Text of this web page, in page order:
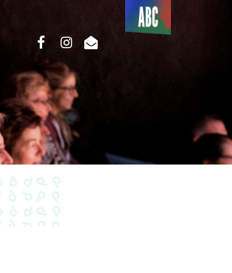
Du côté
de l’ABC
facebookinstagram
email